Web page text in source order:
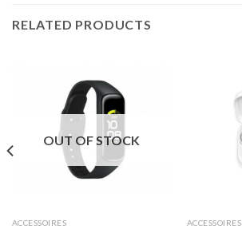
RELATED PRODUCTS
OUT OF STOCK
ACCESSOIRES ACCESSOIRES